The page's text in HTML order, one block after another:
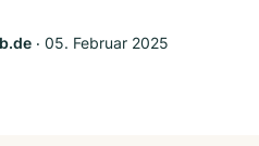
‧ 05. Februar 2025